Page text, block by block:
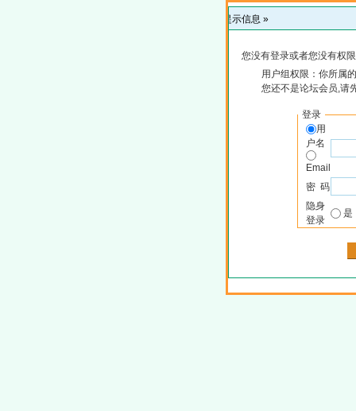
提示信息 »
您没有登录或者您没有权
用户组权限：你所属
您还不是论坛会员,请
登录
用
户名
Email
密 码
隐身
登录